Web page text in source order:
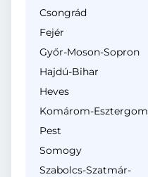
Csongrád
Fejér
Győr-Moson-Sopron
Hajdú-Bihar
Heves
Komárom-Esztergom
Pest
Somogy
Szabolcs-Szatmár-